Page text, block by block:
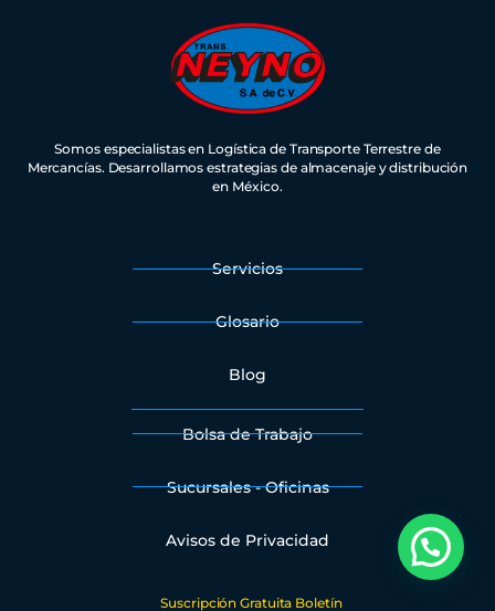
Somos especialistas en Logística de Transporte Terrestre de
Mercancías. Desarrollamos estrategias de almacenaje y distribución
en México.
Servicios
Glosario
Blog
Bolsa de Trabajo
Sucursales - Oficinas
Avisos de Privacidad
Suscripción Gratuita Boletín
¿Necesitas ayuda?